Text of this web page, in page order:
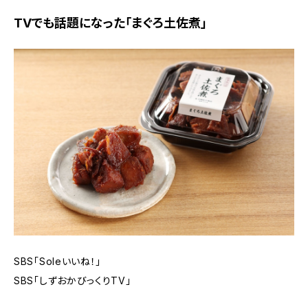
TVでも話題になった「まぐろ土佐煮」
SBS「Soleいいね！」
SBS「しずおかびっくりTV」